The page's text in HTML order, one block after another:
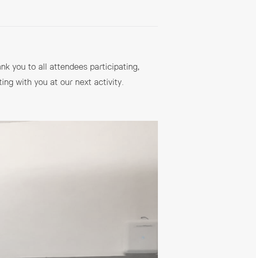
you to all attendees participating,
with you at our next activity.